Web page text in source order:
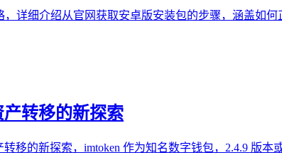
详细介绍从官网获取安卓版安装包的步骤，涵盖如
转移的新探索
移的新探索，imtoken 作为知名数字钱包，2.4.9 版